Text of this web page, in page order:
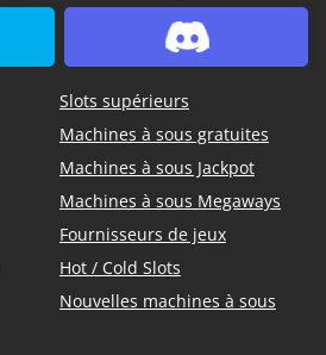
SlotCatalog Discord
Slots supérieurs
Machines à sous gratuites
Machines à sous Jackpot
Machines à sous Megaways
Fournisseurs de jeux
Hot / Cold Slots
Nouvelles machines à sous